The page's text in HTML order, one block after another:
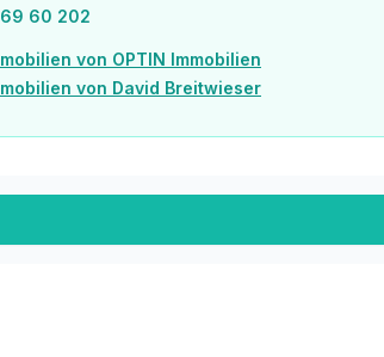
60 202
von OPTIN Immobilien
von David Breitwieser